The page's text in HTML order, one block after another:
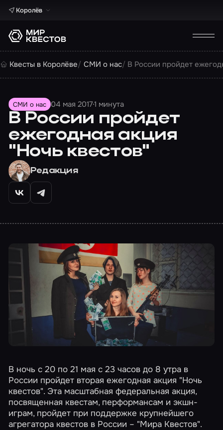
Королёв
Квесты в Королёве СМИ о нас В России пройдет
СМИ о нас 04 мая 20171 минута
В России пройдет
ежегодная акция
"Ночь квестов"
Редакция
В ночь с 20 по 21 мая с 23 часов до 8 утра в
России пройдет вторая ежегодная акция "Ночь
квестов". Эта масштабная федеральная акция,
посвященная квестам, перформансам и экшн-
играм, пройдет при поддержке крупнейшего
агрегатора квестов в России – "Мира Квестов".